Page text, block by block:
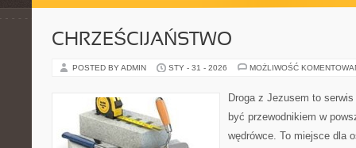
CHRZEŚCIJAŃSTWO
POSTED BY ADMIN STY - 31 - 2026 MOŻLIWOŚĆ
Droga z Jezusem to
być przewodnikiem w
wędrówce. To miejsce dla